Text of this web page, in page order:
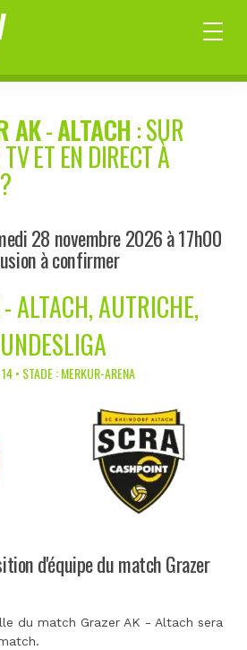
AK-ALTACH : SUR
ET EN DIRECT À
28 novembre 2026 à 17h00
à confirmer
ALTACH, AUTRICHE,
• STADE : MERKUR-ARENA
d'équipe du match Grazer
du match Grazer AK - Altach sera